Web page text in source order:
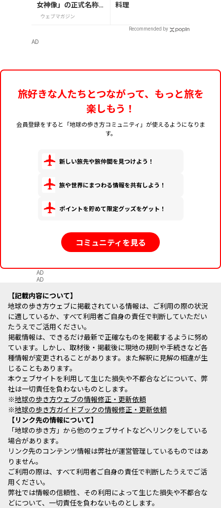
女神像」の正式名称
は？
ウェブマガジン
料理
Recommended by
AD
旅好きな人たちとつながって、もっと旅を
楽しもう！
会員登録をすると「地球の歩き方コミュニティ」が使えるようになりま
す。
新しい旅先や旅仲間を見つけよう！
旅や世界にまつわる情報を共有しよう！
ポイントを貯めて限定グッズをゲット！
コミュニティを見る
AD
AD
記載内容について
地球の歩き方ウェブに掲載されている情報は、ご利用の際の状況
に適しているか、すべて利用者ご自身の責任で判断していただい
たうえでご活用ください。
掲載情報は、できるだけ最新で正確なものを掲載するように努め
ています。しかし、取材後・掲載後に現地の規則や手続きなど各
種情報が変更されることがあります。また解釈に見解の相違が生
じることもあります。
本ウェブサイトを利用して生じた損失や不都合などについて、弊
社は一切責任を負わないものとします。
※地球の歩き方ウェブの情報修正・更新依頼
※地球の歩き方ガイドブックの情報修正・更新依頼
リンク先の情報について
「地球の歩き方」から他のウェブサイトなどへリンクをしている
場合があります。
リンク先のコンテンツ情報は弊社が運営管理しているものではあ
りません。
ご利用の際は、すべて利用者ご自身の責任で判断したうえでご活
用ください。
弊社では情報の信頼性、その利用によって生じた損失や不都合な
どについて、一切責任を負わないものとします。